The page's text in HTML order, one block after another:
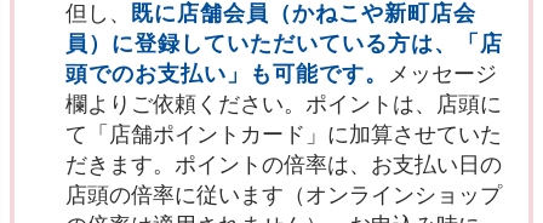
但し、 既に店舗会員（かねこや新町店会
員）に登録していただいている方は、「店
頭でのお支払い」も可能です。
メッセージ
欄よりご依頼ください。ポイントは、店頭に
て「店舗ポイントカード」に加算させていた
だきます。ポイントの倍率は、お支払い日の
店頭の倍率に従います（オンラインショップ